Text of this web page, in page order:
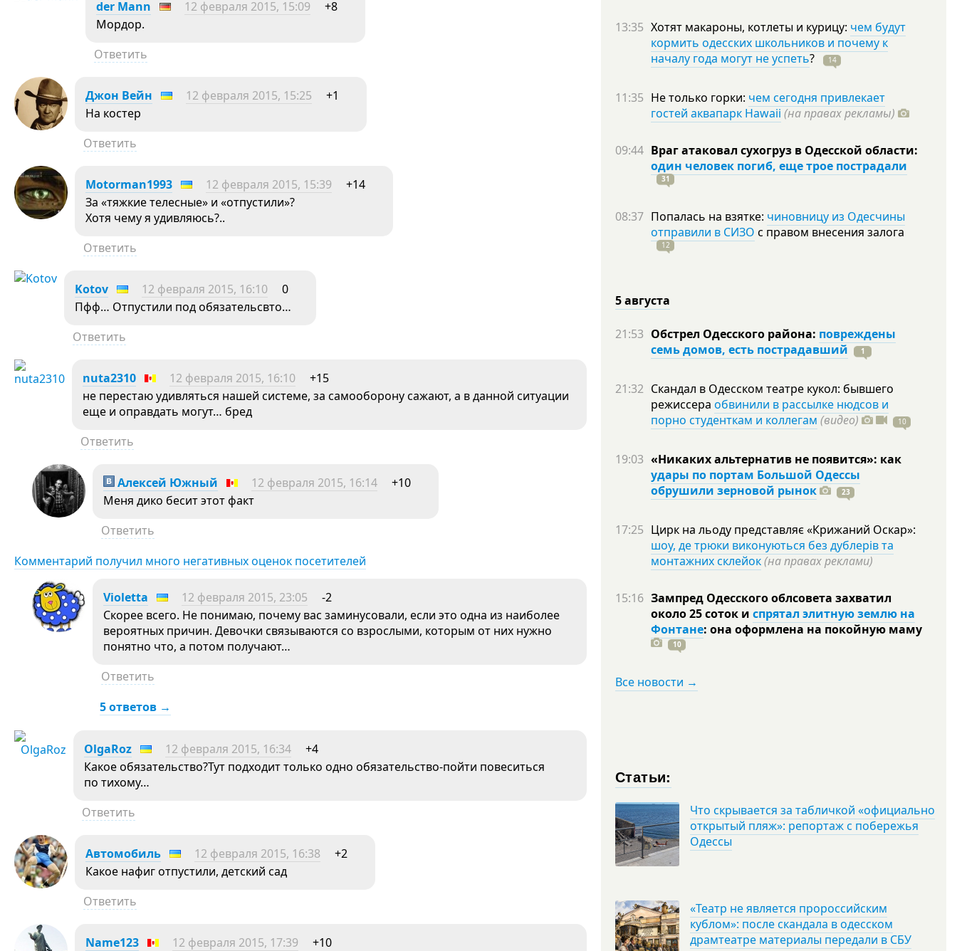
der Mann 12 февраля 2015, 15:09
+8
Мордор.
Ответить
Джон Вейн 12 февраля 2015, 15:25
+1
На костер
Ответить
Motorman1993 12 февраля 2015, 15:39
+14
За «тяжкие телесные» и «отпустили»?
Хотя чему я удивляюсь?..
Ответить
Kotov 12 февраля 2015, 16:10
0
Пфф… Отпустили под обязательсвто…
Ответить
nuta2310 12 февраля 2015, 16:10
+15
не перестаю удивляться нашей системе, за самооборону сажают, а в данной ситуации
еще и оправдать могут… бред
Ответить
Алексей Южный 12 февраля 2015, 16:14
+10
Меня дико бесит этот факт
Ответить
Комментарий получил много негативных оценок посетителей
Violetta 12 февраля 2015, 23:05
-2
Скорее всего. Не понимаю, почему вас заминусовали, если это одна из наиболее
вероятных причин. Девочки связываются со взрослыми, которым от них нужно
понятно что, а потом получают…
Ответить
5 ответов →
OlgaRoz 12 февраля 2015, 16:34
+4
Какое обязательство?Тут подходит только одно обязательство-пойти повеситься
по тихому…
Ответить
Автомобиль 12 февраля 2015, 16:38
+2
Какое нафиг отпустили, детский сад
Ответить
Name123 12 февраля 2015, 17:39
+10
13:35 Хотят макароны, котлеты и курицу: чем будут
кормить одесских школьников и почему к
началу года могут не успеть? 14
11:35 Не только горки: чем сегодня привлекает
гостей аквапарк Hawaii (на правах рекламы)
09:44 Враг атаковал сухогруз в Одесской области:
один человек погиб, еще трое пострадали
31
08:37 Попалась на взятке: чиновницу из Одесчины
отправили в СИЗО с правом внесения залога
12
5 августа
21:53 Обстрел Одесского района: повреждены
семь домов, есть пострадавший
1
21:32 Скандал в Одесском театре кукол: бывшего
режиссера обвинили в рассылке нюдсов и
порно студенткам и коллегам (видео) 10
19:03 «Никаких альтернатив не появится»: как
удары по портам Большой Одессы
обрушили зерновой рынок
23
17:25 Цирк на льоду представляє «Крижаний Оскар»:
шоу, де трюки виконуються без дублерів та
монтажних склейок(на правах реклами)
15:16 Зампред Одесского облсовета захватил
около 25 соток и спрятал элитную землю на
Фонтане: она оформлена на покойную маму
10
Все новости →
Статьи:
Что скрывается за табличкой «официально
открытый пляж»: репортаж с побережья
Одессы
«Театр не является пророссийским
кублом»: после скандала в одесском
драмтеатре материалы передали в СБУ